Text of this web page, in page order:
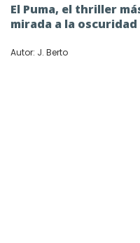
El Puma, el thriller
mirada a la oscuridad
Autor: J. Berto